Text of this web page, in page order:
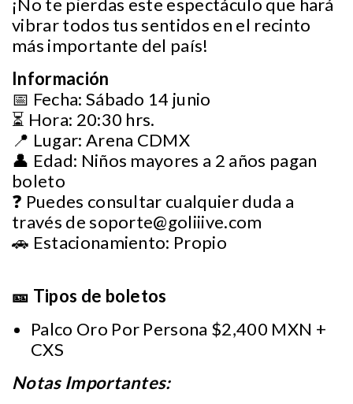
¡No te pierdas este espectáculo que hará
vibrar todos tus sentidos en el recinto
más importante del país!
Información
📅 Fecha: Sábado 14 junio
⏳ Hora: 20:30 hrs.
📍 Lugar: Arena CDMX
👤 Edad: Niños mayores a 2 años pagan
boleto
❓ Puedes consultar cualquier duda a
través desoporte@goliiive.com
🚗 Estacionamiento: Propio
🎫 Tipos de boletos
Palco Oro Por Persona $2,400 MXN +
CXS
Notas Importantes: